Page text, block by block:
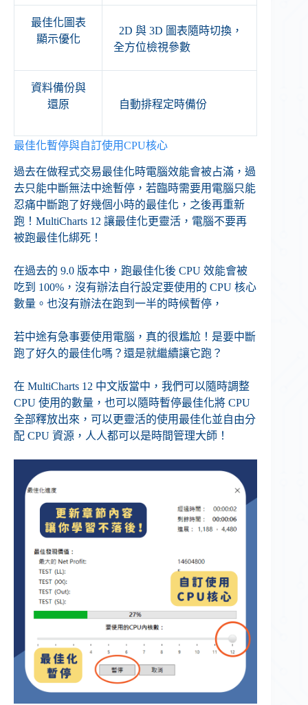
最佳化圖表
顯示優化
2D 與 3D 圖表隨時切換，
全方位檢視參數
資料備份與
還原
自動排程定時備份
最佳化暫停與自訂使用CPU核心
過去在做程式交易最佳化時電腦效能會被占滿，過
去只能中斷無法中途暫停，若臨時需要用電腦只能
忍痛中斷跑了好幾個小時的最佳化，之後再重新
跑！​MultiCharts 12 讓最佳化更靈活，電腦不要再
被跑最佳化綁死！​
在過去的 9.0 版本中，跑最佳化後 CPU 效能會被
吃到 100%，沒有辦法自行設定要使用的 CPU 核心
數量。也沒有辦法在跑到一半的時候暫停，
若中途有急事要使用電腦，真的很尷尬！是要中斷
跑了好久的最佳化嗎？還是就繼續讓它跑？
在 MultiCharts 12 中文版當中，我們可以隨時調整
CPU 使用的數量，也可以隨時暫停最佳化將 CPU
全部釋放出來，可以更靈活的使用最佳化並自由分
配 CPU 資源，人人都可以是​時間管理大師！